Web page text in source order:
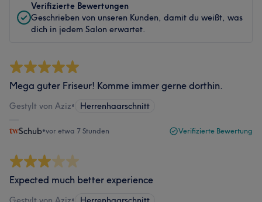
Verifizierte Bewertungen
Geschrieben von unseren Kunden, damit du weißt, was
dich in jedem Salon erwartet.
Mega guter Friseur! Komme immer gerne dorthin.
Gestylt von Aziz• Herrenhaarschnitt
Schub•vor etwa 7 Stunden Verifizierte Bewertung
Expected much better experience